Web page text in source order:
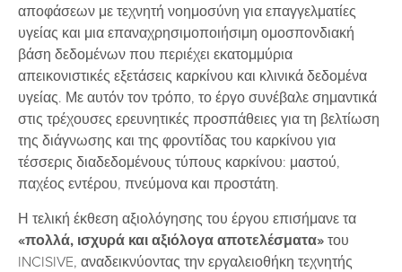
αποφάσεων με τεχνητή νοημοσύνη για επαγγελματίες
υγείας και μια επαναχρησιμοποιήσιμη ομοσπονδιακή
βάση δεδομένων που περιέχει εκατομμύρια
απεικονιστικές εξετάσεις καρκίνου και κλινικά δεδομένα
υγείας. Με αυτόν τον τρόπο, το έργο συνέβαλε σημαντικά
στις τρέχουσες ερευνητικές προσπάθειες για τη βελτίωση
της διάγνωσης και της φροντίδας του καρκίνου για
τέσσερις διαδεδομένους τύπους καρκίνου: μαστού,
παχέος εντέρου, πνεύμονα και προστάτη.
Η τελική έκθεση αξιολόγησης του έργου επισήμανε τα
«πολλά, ισχυρά και αξιόλογα αποτελέσματα» του
INCISIVE, αναδεικνύοντας την εργαλειοθήκη τεχνητής